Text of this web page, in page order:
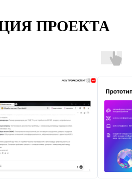
ПРОЕКТА